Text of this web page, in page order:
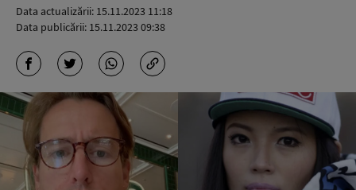
Data actualizării: 15.11.2023 11:18
Data publicării: 15.11.2023 09:38